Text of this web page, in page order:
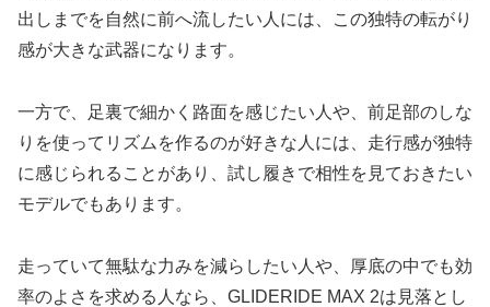
出しまでを自然に前へ流したい人には、この独特の転がり
感が大きな武器になります。
一方で、足裏で細かく路面を感じたい人や、前足部のしな
りを使ってリズムを作るのが好きな人には、走行感が独特
に感じられることがあり、試し履きで相性を見ておきたい
モデルでもあります。
走っていて無駄な力みを減らしたい人や、厚底の中でも効
率のよさを求める人なら、GLIDERIDE MAX 2は見落とし